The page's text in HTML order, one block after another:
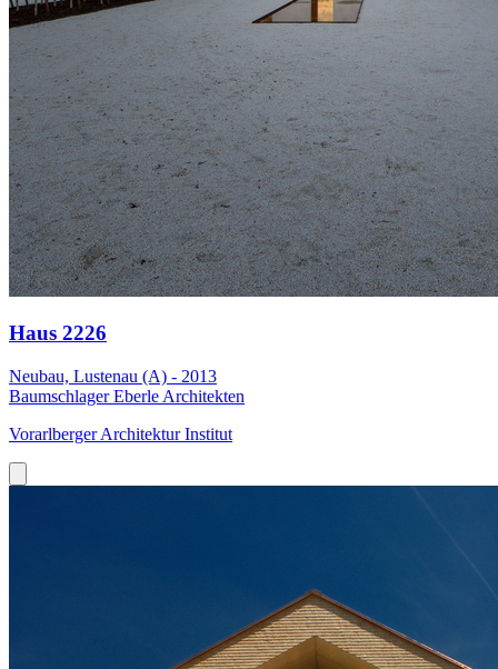
Haus 2226
Neubau, Lustenau (A) - 2013
Baumschlager Eberle Architekten
Vorarlberger Architektur Institut